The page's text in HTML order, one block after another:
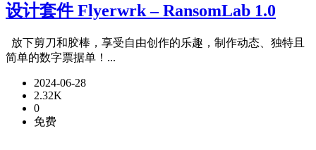
设计套件 Flyerwrk – RansomLab 1.0
放下剪刀和胶棒，享受自由创作的乐趣，制作动态、独特且
简单的数字票据单！...
2024-06-28
2.32K
0
免费